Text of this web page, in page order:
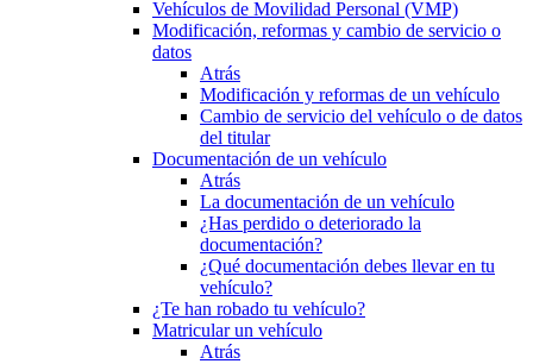
Vehículos de Movilidad Personal (VMP)
Modificación, reformas y cambio de servicio o
datos
Atrás
Modificación y reformas de un vehículo
Cambio de servicio del vehículo o de datos
del titular
Documentación de un vehículo
Atrás
La documentación de un vehículo
¿Has perdido o deteriorado la
documentación?
¿Qué documentación debes llevar en tu
vehículo?
¿Te han robado tu vehículo?
Matricular un vehículo
Atrás